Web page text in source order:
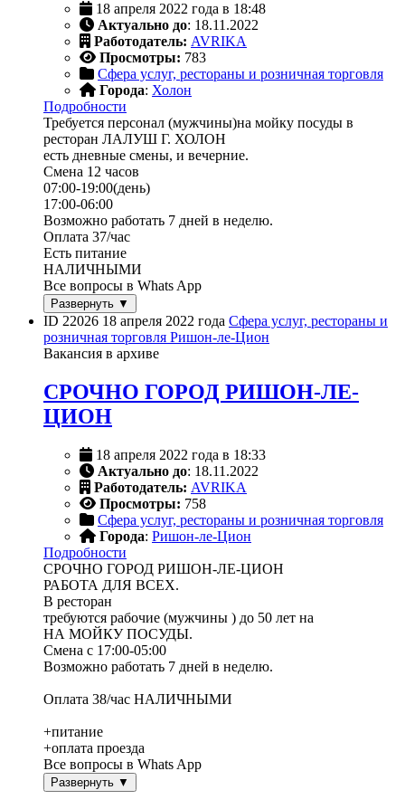
18 апреля 2022 года в 18:48
Актуально до: 18.11.2022
Работодатель: AVRIKA
Просмотры: 783
Сфера услуг, рестораны и розничная торговля
Города: Холон
Подробности
Требуется персонал (мужчины)на мойку посуды в
ресторан ЛАЛУШ Г. ХОЛОН
есть дневные смены, и вечерние.
Смена 12 часов
07:00-19:00(день)
17:00-06:00
Возможно работать 7 дней в неделю.
Оплата 37/час
Есть питание
НАЛИЧНЫМИ
Все вопросы в Whats App
Развернуть ▼
ID 22026 18 апреля 2022 года Сфера услуг, рестораны и
розничная торговля Ришон-ле-Цион
Вакансия в архиве
СРОЧНО ГОРОД РИШОН-ЛЕ-
ЦИОН
18 апреля 2022 года в 18:33
Актуально до: 18.11.2022
Работодатель: AVRIKA
Просмотры: 758
Сфера услуг, рестораны и розничная торговля
Города: Ришон-ле-Цион
Подробности
СРОЧНО ГОРОД РИШОН-ЛЕ-ЦИОН
РАБОТА ДЛЯ ВСЕХ.
В ресторан
требуются рабочие (мужчины ) до 50 лет на
НА МОЙКУ ПОСУДЫ.
Смена с 17:00-05:00
Возможно работать 7 дней в неделю.
Оплата 38/час НАЛИЧНЫМИ
+питание
+оплата проезда
Все вопросы в Whats App
Развернуть ▼